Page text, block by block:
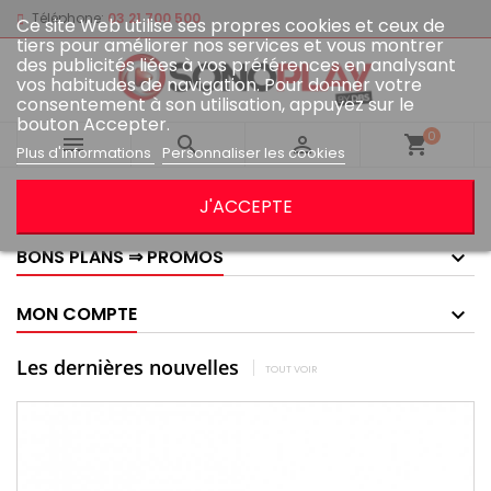
Téléphone: 03 21 700 500
Ce site Web utilise ses propres cookies et ceux de
tiers pour améliorer nos services et vous montrer
des publicités liées à vos préférences en analysant
vos habitudes de navigation. Pour donner votre
consentement à son utilisation, appuyez sur le
bouton Accepter.
Plus d'informations Personnaliser les cookies
J'ACCEPTE
   shopping_cart0
BONS PLANS ⇒ PROMOS
MON COMPTE
Les dernières nouvelles TOUT VOIR